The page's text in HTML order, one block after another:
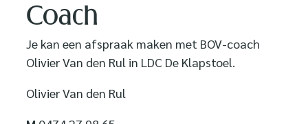
Coach
Je kan een afspraak maken met BOV-coach
Olivier Van den Rul in LDC De Klapstoel.
Olivier Van den Rul